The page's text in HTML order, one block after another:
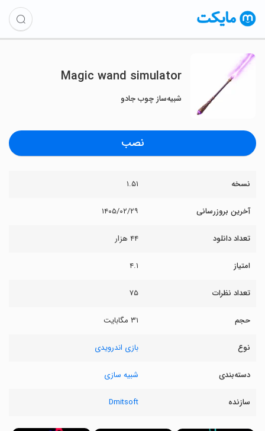
Magic wand simulator
شبیه‌ساز چوب جادو
نصب
نسخه ۱.۵۱
آخرین بروزرسانی ۱۴۰۵/۰۲/۲۹
تعداد دانلود ۴۴ هزار
امتیاز ۴.۱
تعداد نظرات ۷۵
حجم ۳۱ مگابایت
نوع بازی اندرویدی
دسته‌بندی شبیه سازی
سازنده Dmitsoft